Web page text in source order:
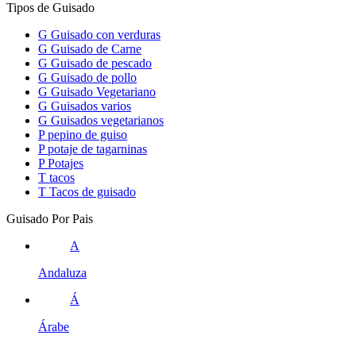
Tipos de Guisado
G Guisado con verduras
G Guisado de Carne
G Guisado de pescado
G Guisado de pollo
G Guisado Vegetariano
G Guisados varios
G Guisados vegetarianos
P pepino de guiso
P potaje de tagarninas
P Potajes
T tacos
T Tacos de guisado
Guisado Por Pais
A
Andaluza
Á
Árabe